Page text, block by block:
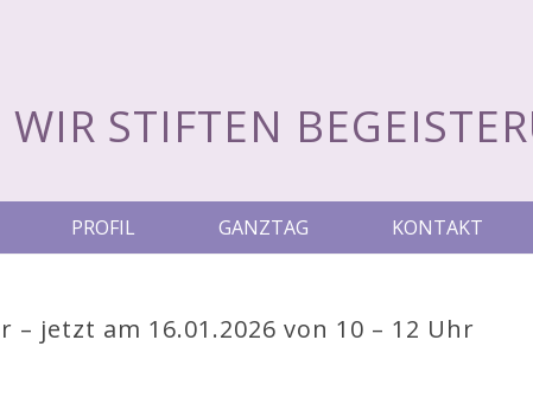
WIR STIFTEN
PROFIL GANZTAG KONTAKT
– jetzt am 16.01.2026 von 10 – 12 Uhr